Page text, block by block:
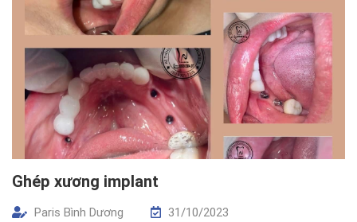
Ghép xương implant
Paris Bình Dương 31/10/2023